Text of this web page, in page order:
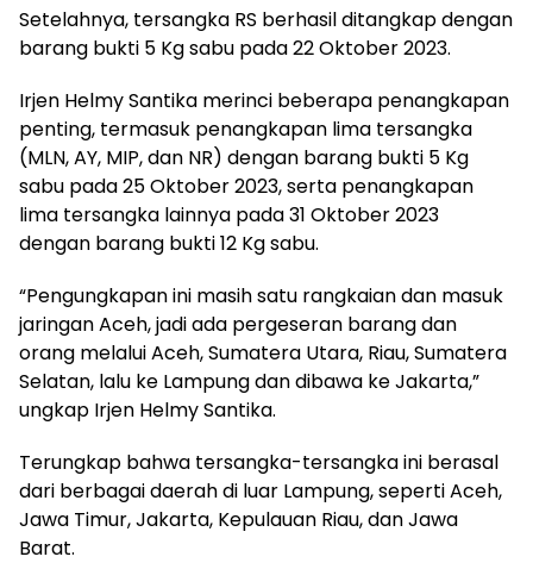
Setelahnya, tersangka RS berhasil ditangkap dengan
barang bukti 5 Kg sabu pada 22 Oktober 2023.
Irjen Helmy Santika merinci beberapa penangkapan
penting, termasuk penangkapan lima tersangka
(MLN, AY, MIP, dan NR) dengan barang bukti 5 Kg
sabu pada 25 Oktober 2023, serta penangkapan
lima tersangka lainnya pada 31 Oktober 2023
dengan barang bukti 12 Kg sabu.
“Pengungkapan ini masih satu rangkaian dan masuk
jaringan Aceh, jadi ada pergeseran barang dan
orang melalui Aceh, Sumatera Utara, Riau, Sumatera
Selatan, lalu ke Lampung dan dibawa ke Jakarta,”
ungkap Irjen Helmy Santika.
Terungkap bahwa tersangka-tersangka ini berasal
dari berbagai daerah di luar Lampung, seperti Aceh,
Jawa Timur, Jakarta, Kepulauan Riau, dan Jawa
Barat.